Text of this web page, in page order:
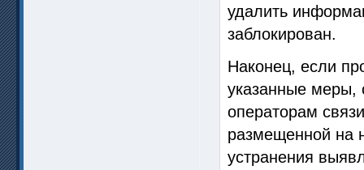
удалить
заблокирован.
Наконец, если
указанные меры,
операторам
размещенной на
устранения